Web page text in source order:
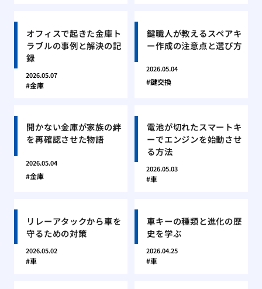
オフィスで起きた金庫ト
ラブルの事例と解決の記
録
2026.05.07
金庫
鍵職人が教えるスペアキ
ー作成の注意点と選び方
2026.05.04
鍵交換
開かない金庫が家族の絆
を再確認させた物語
2026.05.04
金庫
電池が切れたスマートキ
ーでエンジンを始動させ
る方法
2026.05.03
車
リレーアタックから車を
守るための対策
2026.05.02
車
車キーの種類と進化の歴
史を学ぶ
2026.04.25
車